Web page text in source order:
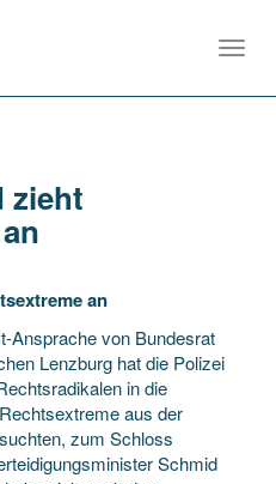
zieht
an
Ansprache von Bundesrat
Lenzburg hat die Polizei
in die
aus der
zum Schloss
Schmid